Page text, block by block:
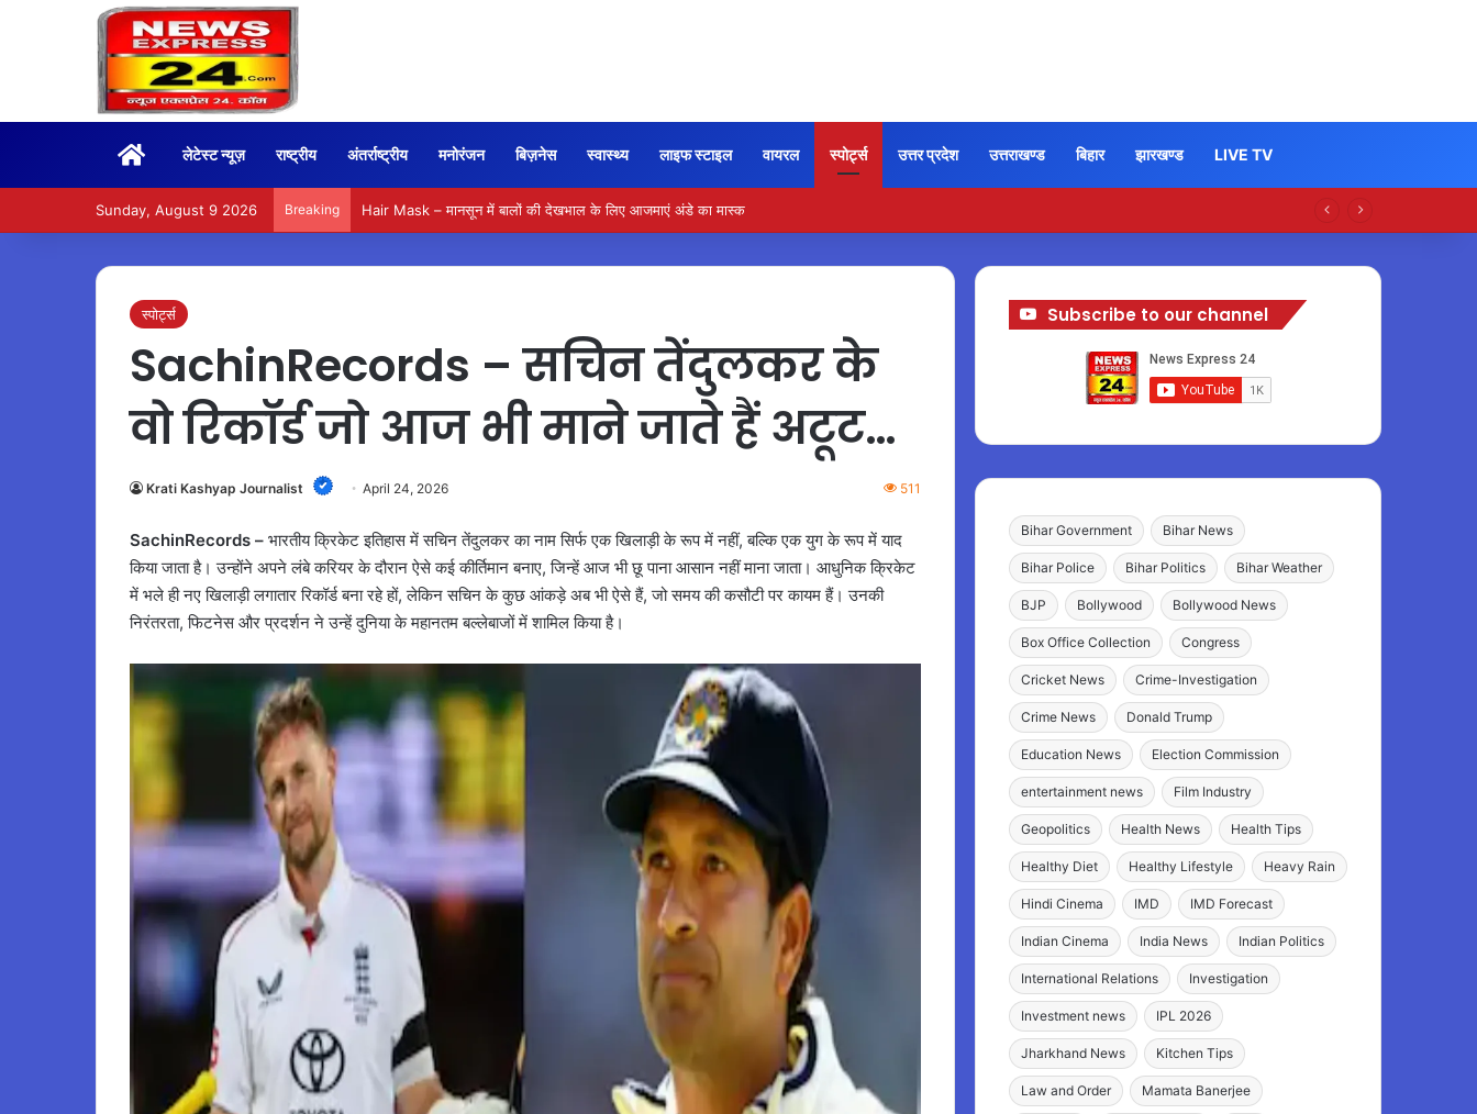
Homeलेटेस्ट न्यूज़ राष्ट्रीय अंतर्राष्ट्रीय मनोरंजन बिज़नेस स्वास्थ्य लाइफ स्टाइल वायरल स्पोर्ट्स उत्तर प्रदेश उत्तराखण्ड बिहार झारखण्ड LIVE TV
Sunday, August 9 2026 Breaking Awadhi Tehari – शनिवार के लिए बनाएं स्वादिष्ट और आसान एक-पॉट भोजन
स्पोर्ट्स
SachinRecords – सचिन तेंदुलकर के
वो रिकॉर्ड जो आज भी माने जाते हैं अटूट…
Krati Kashyap Journalist April 24, 2026 511
SachinRecords – भारतीय क्रिकेट इतिहास में सचिन तेंदुलकर का नाम सिर्फ एक खिलाड़ी के रूप में नहीं, बल्कि एक युग के रूप में याद
किया जाता है। उन्होंने अपने लंबे करियर के दौरान ऐसे कई कीर्तिमान बनाए, जिन्हें आज भी छू पाना आसान नहीं माना जाता। आधुनिक क्रिकेट
में भले ही नए खिलाड़ी लगातार रिकॉर्ड बना रहे हों, लेकिन सचिन के कुछ आंकड़े अब भी ऐसे हैं, जो समय की कसौटी पर कायम हैं। उनकी
निरंतरता, फिटनेस और प्रदर्शन ने उन्हें दुनिया के महानतम बल्लेबाजों में शामिल किया है।
Subscribe to our channel
Bihar Government Bihar News
Bihar Police Bihar Politics Bihar Weather
BJP Bollywood Bollywood News
Box Office Collection Congress
Cricket News Crime-Investigation
Crime News Donald Trump
Education News Election Commission
entertainment news Film Industry
Geopolitics Health News Health Tips
Healthy Diet Healthy Lifestyle Heavy Rain
Hindi Cinema IMD IMD Forecast
Indian Cinema India News Indian Politics
International Relations Investigation
Investment news IPL 2026
Jharkhand News Kitchen Tips
Law and Order Mamata Banerjee